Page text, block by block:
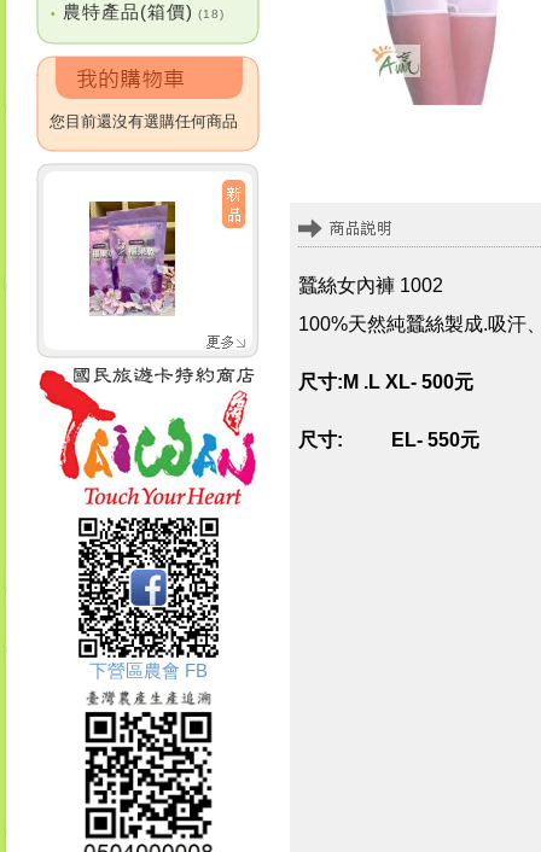
• 農特產品(箱價) (18)
您目前還沒有選購任何商品
下營區農會 FB
蠶絲女內褲 1002
100%天然純蠶絲製成.吸汗
尺寸:M .L XL- 500元
尺寸: EL- 550元